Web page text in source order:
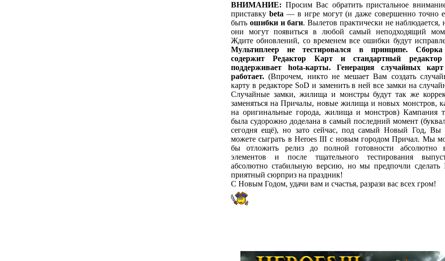
ВНИМАНИЕ: Просим Вас обратить пристальное
приставку beta — в игре могут (и даже совершенно точно
быть ошибки и баги. Вылетов практически не наблюдается,
они могут появиться в любой самый неподходящий
Ждите обновлений, со временем все ошибки будут
Мультиплеер не тестировался в принципе.
содержит Редактор Карт и стандартный
поддерживает hota-карты. Генерация случайных
работает. (Впрочем, никто не мешает Вам создать
карту в редакторе SoD и заменить в ней все замки на
Случайные замки, жилища и монстры будут так же
заменяться на Причалы, новые жилища и новых монстров,
на оригинальные города, жилища и монстров) Кампания
была судорожно доделана в самый последний момент
сегодня ещё), но зато сейчас, под самый Новый Год, Вы
можете сыграть в Heroes III с новым городом Причал. Мы
бы отложить релиз до полной готовности абсолютно
элементов и после тщательного тестирования
абсолютно стабильную версию, но мы предпочли сделать
приятный сюрприз на праздник!
С Новым Годом, удачи вам и счастья, разрази вас всех гром!